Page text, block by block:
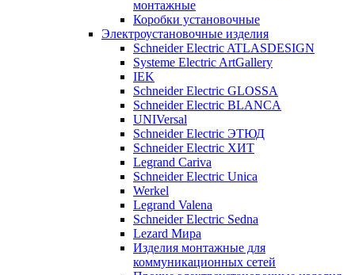
монтажные
Коробки установочные
Электроустановочные изделия
Schneider Electric ATLASDESIGN
Systeme Electric ArtGallery
IEK
Schneider Electric GLOSSA
Schneider Electric BLANCA
UNIVersal
Schneider Electric ЭТЮД
Schneider Electric ХИТ
Legrand Cariva
Schneider Electric Unica
Werkel
Legrand Valena
Schneider Electric Sedna
Lezard Мира
Изделия монтажные для
коммуникационных сетей